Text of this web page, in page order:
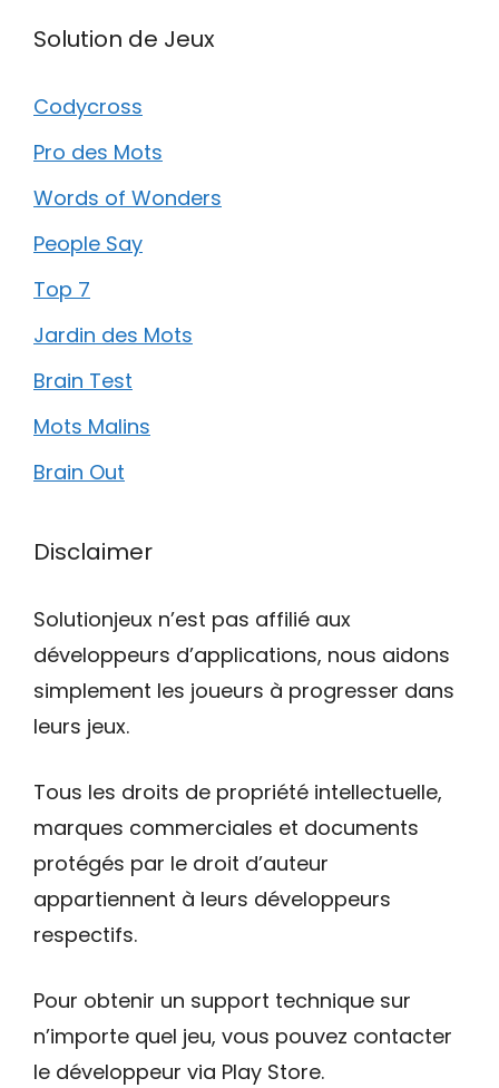
Solution de Jeux
Codycross
Pro des Mots
Words of Wonders
People Say
Top 7
Jardin des Mots
Brain Test
Mots Malins
Brain Out
Disclaimer
Solutionjeux n’est pas affilié aux
développeurs d’applications, nous aidons
simplement les joueurs à progresser dans
leurs jeux.
Tous les droits de propriété intellectuelle,
marques commerciales et documents
protégés par le droit d’auteur
appartiennent à leurs développeurs
respectifs.
Pour obtenir un support technique sur
n’importe quel jeu, vous pouvez contacter
le développeur via Play Store.